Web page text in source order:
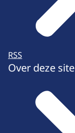
RSS
Over deze site